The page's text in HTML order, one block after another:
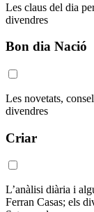
Les claus del dia
divendres
Bon dia Nació
Les novetats,
divendres
Criar
L’anàlisi diària i
Ferran Casas; els